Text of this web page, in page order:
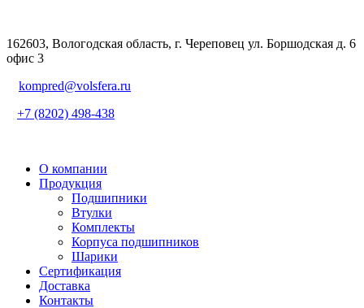
162603, Вологодская область, г. Череповец ул. Боршодская д. 6
офис 3
kompred@volsfera.ru
+7 (8202) 498-438
О компании
Продукция
Подшипники
Втулки
Комплекты
Корпуса подшипников
Шарики
Сертификация
Доставка
Контакты